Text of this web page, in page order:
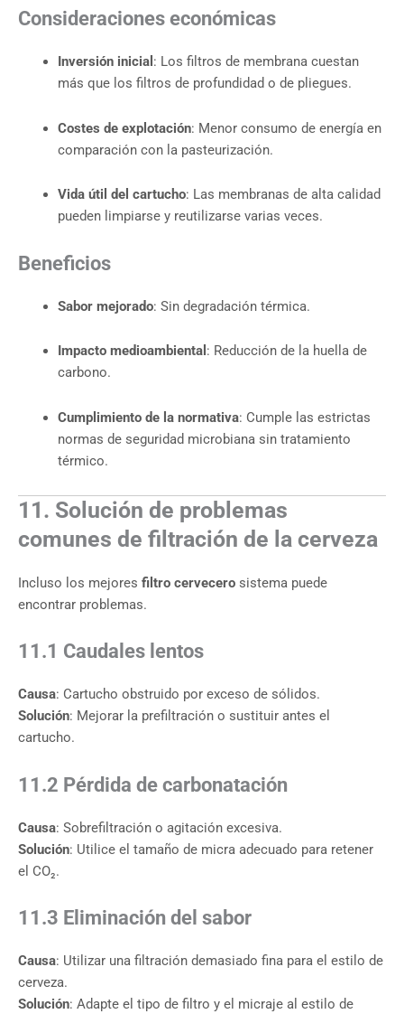
Consideraciones económicas
Inversión inicial : Los filtros de membrana cuestan
más que los filtros de profundidad o de pliegues.
Costes de explotación: Menor consumo de energía en
comparación con la pasteurización.
Vida útil del cartucho: Las membranas de alta calidad
pueden limpiarse y reutilizarse varias veces.
Beneficios
Sabor mejorado: Sin degradación térmica.
Impacto medioambiental : Reducción de la huella de
carbono.
Cumplimiento de la normativa: Cumple las estrictas
normas de seguridad microbiana sin tratamiento
térmico.
11. Solución de problemas
comunes de filtración de la cerveza
Incluso los mejores filtro cervecero sistema puede
encontrar problemas.
11.1 Caudales lentos
Causa: Cartucho obstruido por exceso de sólidos.
Solución: Mejorar la prefiltración o sustituir antes el
cartucho.
11.2 Pérdida de carbonatación
Causa: Sobrefiltración o agitación excesiva.
Solución: Utilice el tamaño de micra adecuado para retener
el CO₂.
11.3 Eliminación del sabor
Causa: Utilizar una filtración demasiado fina para el estilo de
cerveza.
Solución: Adapte el tipo de filtro y el micraje al estilo de